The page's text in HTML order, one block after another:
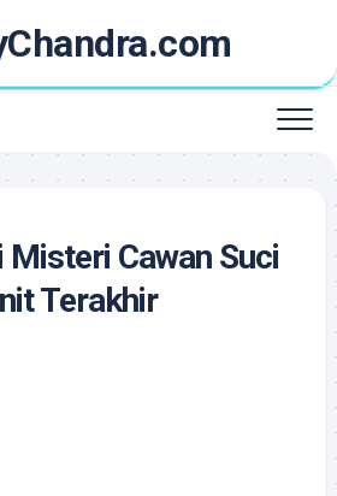
Cawan Suci
Terakhir